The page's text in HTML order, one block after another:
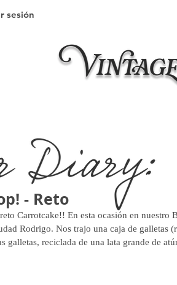
sesión
- Reto
Carrotcake!! En esta ocasión en nuestro
Rodrigo. Nos trajo una caja de galletas
galletas, reciclada de una lata grande de